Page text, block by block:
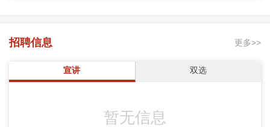
招聘信息 更多>>
宣讲 双选
暂无信息